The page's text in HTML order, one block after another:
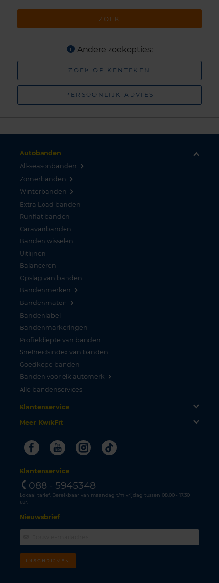
ZOEK
Andere zoekopties:
ZOEK OP KENTEKEN
PERSOONLIJK ADVIES
Autobanden
All-seasonbanden
Zomerbanden
Winterbanden
Extra Load banden
Runflat banden
Caravanbanden
Banden wisselen
Uitlijnen
Balanceren
Opslag van banden
Bandenmerken
Bandenmaten
Bandenlabel
Bandenmarkeringen
Profieldiepte van banden
Snelheidsindex van banden
Goedkope banden
Banden voor elk automerk
Alle bandenservices
Klantenservice
Meer KwikFit
FacebookYoutubeInstagram
Tiktok
Klantenservice
088 - 5945348
Lokaal tarief. Bereikbaar van maandag t/m vrijdag tussen 08.00 - 17.30
uur.
Nieuwsbrief
INSCHRIJVEN